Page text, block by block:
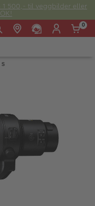
1 500,- til veggbilder eller
0